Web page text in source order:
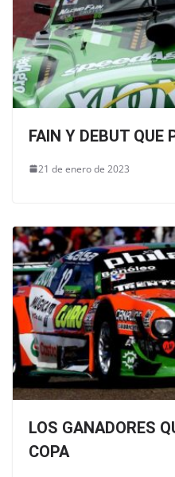
FAIN Y DEBUT QUE
21 de enero de 2023
LOS GANADORES
COPA